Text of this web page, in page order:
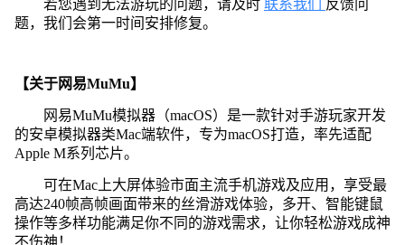
若您遇到无法游玩的问题，请及时 联系我们
反馈问
题，我们会第一时间安排修复。
【关于网易MuMu】
网易MuMu模拟器（macOS）是一款针对手游玩家开发
的安卓模拟器类Mac端软件，专为macOS打造，率先适配
Apple M系列芯片。
可在Mac上大屏体验市面主流手机游戏及应用，享受最
高达240帧高帧画面带来的丝滑游戏体验，多开、智能键鼠
操作等多样功能满足你不同的游戏需求，让你轻松游戏成神
不伤神！